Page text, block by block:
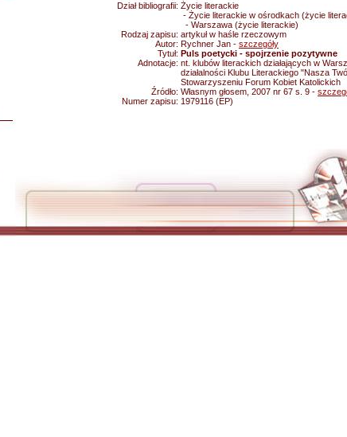
Dział bibliografii: Życie literackie
- Życie literackie w ośrodkach (życie
- Warszawa (życie literackie)
Rodzaj zapisu: artykuł w haśle rzeczowym
Autor: Rychner Jan - szczegóły
Tytuł: Puls poetycki - spojrzenie pozytywne
Adnotacje: nt. klubów literackich działających w
działalności Klubu Literackiego "Nasza
Stowarzyszeniu Forum Kobiet Katolickich
Źródło: Własnym głosem, 2007 nr 67 s. 9 -
Numer zapisu: 1979116 (EP)